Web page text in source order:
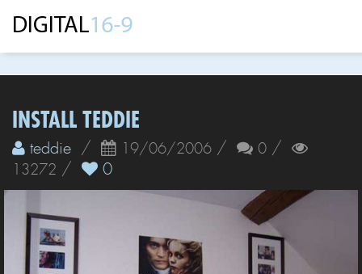
INSTALL TEDDIE
teddie / 19/06/2006 / 0 /
13272 / 0